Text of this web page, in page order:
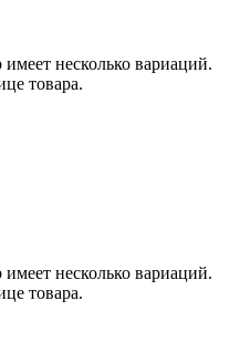
имеет несколько вариаций.
товара.
имеет несколько вариаций.
товара.